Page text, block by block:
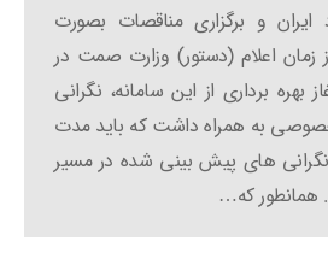
و برگزاری مناقصات بصورت
زمان اعلام (دستور) وزارت صمت در
برداری از این سامانه، نگرانی
به همراه داشت که باید مدت
های پیش بینی شده در مسیر
که…